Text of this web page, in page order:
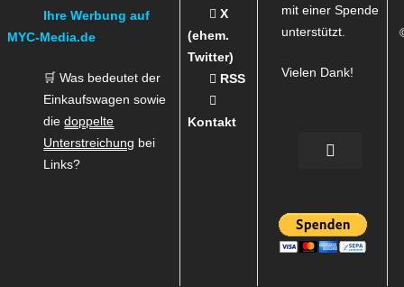
Ihre Werbung auf
MYC-Media.de
🛒 Was bedeutet der
Einkaufswagen sowie
diedoppelte
Unterstreichung bei
Links?
X
(ehem.
Twitter)
RSS
Kontakt
mit einer Spende
unterstützt.
Vielen Dank!